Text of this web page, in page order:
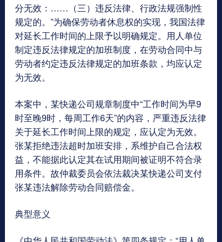
分无效：……（三）违反法律、行政法规强制性
规定的。”为确保劳动者休息权的实现，我国法律
对延长工作时间的上限予以明确规定。用人单位
制定违反法律规定的加班制度，在劳动合同中与
劳动者约定违反法律规定的加班条款，均应认定
为无效。
本案中，某快递公司规章制度中“工作时间为早9
时至晚9时，每周工作6天”的内容，严重违反法律
关于延长工作时间上限的规定，应认定为无效。
张某拒绝违法超时加班安排，系维护自己合法权
益，不能据此认定其在试用期间被证明不符合录
用条件。故仲裁委员会依法裁决某快递公司支付
张某违法解除劳动合同赔偿金。
典型意义